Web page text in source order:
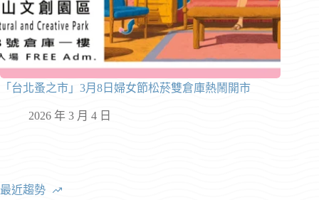
「台北蚤之市」3月8日婦女節松菸雙倉庫熱鬧開市
2026 年 3 月 4 日
最近趨勢